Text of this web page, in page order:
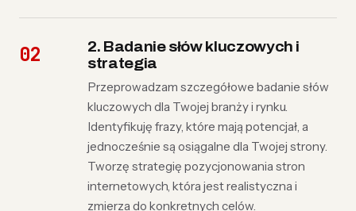
2. Badanie słów kluczowych i
strategia
Przeprowadzam szczegółowe badanie słów
kluczowych dla Twojej branży i rynku.
Identyfikuję frazy, które mają potencjał, a
jednocześnie są osiągalne dla Twojej strony.
Tworzę strategię pozycjonowania stron
internetowych, która jest realistyczna i
zmierza do konkretnych celów.